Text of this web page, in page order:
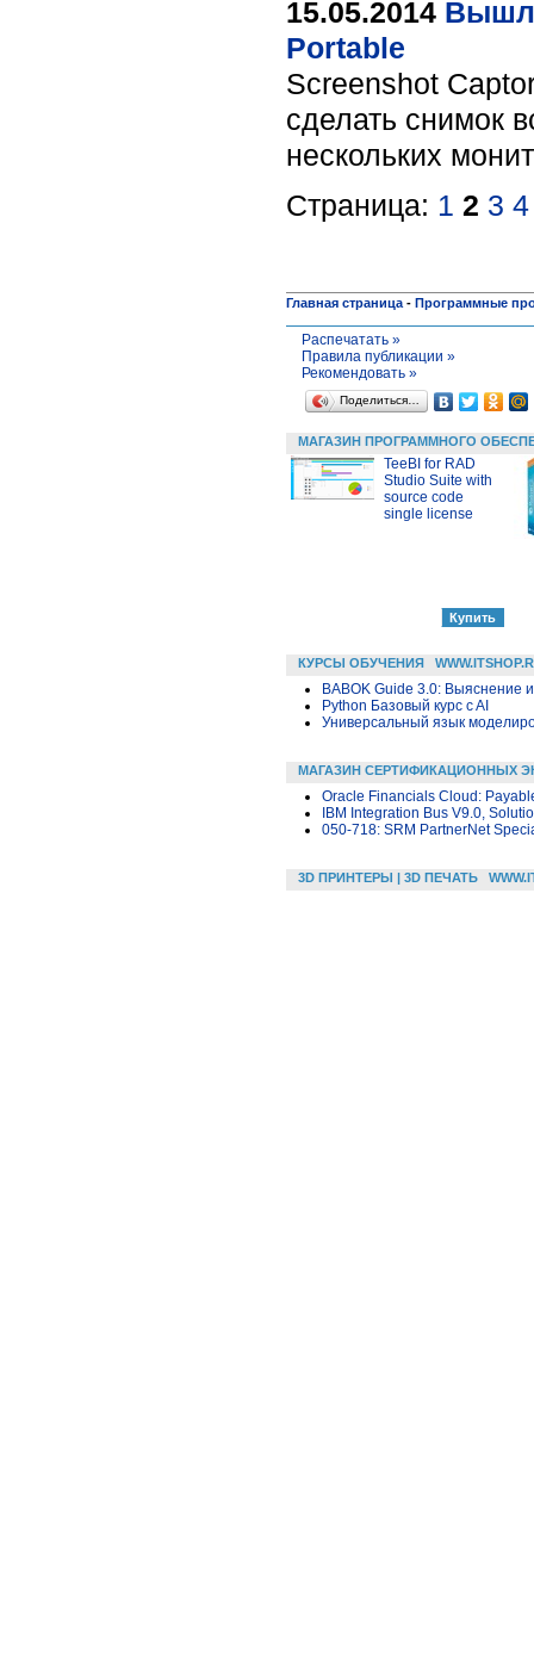
15.05.2014
Portable
Screenshot
сделать снимок
нескольких
Страница: 1 2 3 4
Главная страница - Программные
Распечатать »
Правила публикации »
Рекомендовать »
Поделиться…
МАГАЗИН ПРОГРАММНОГО
TeeBI for RAD
Studio Suite with
source code
single license
КУРСЫ ОБУЧЕНИЯ
BABOK Guide 3.0: Выяснение
Python Базовый курс c AI
Универсальный язык
МАГАЗИН СЕРТИФИКАЦИОННЫХ
Oracle Financials Cloud:
IBM Integration Bus V9.0,
050-718: SRM PartnerNet
3D ПРИНТЕРЫ | 3D ПЕЧАТЬ